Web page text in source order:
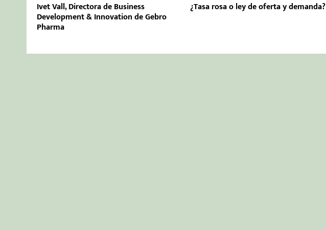
Ivet Vall, Directora de Business
Development & Innovation de Gebro
Pharma
¿Tasa rosa o ley de oferta y demanda?